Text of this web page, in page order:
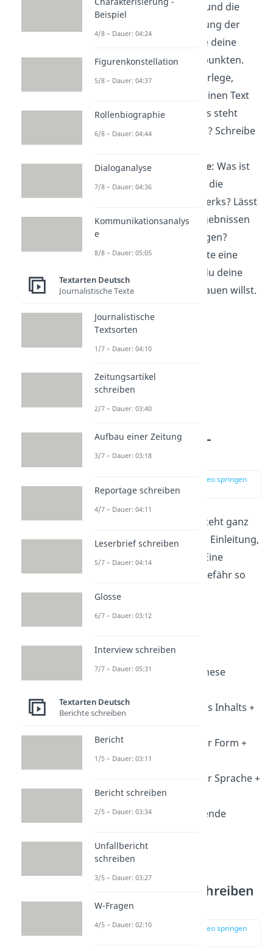
Inhalt, die Struktur und die
sprachliche Gestaltung der
Textvorlage. Notiere deine
Ergebnisse in Stichpunkten.
Interpretieren:
Überlege,
warum der Autor seinen Text
so gestaltet hat. Was steht
zwischen den Zeilen? Schreibe
Deutungshypothese: Was ist
deiner Ansicht nach die
Kernaussage des Werks? Lässt
sich das mit den Ergebnissen
deiner Analyse belegen?
Gliederung:
Erarbeite eine
Struktur, nach der du deine
Interpretation aufbauen willst.
Interpretation –
Aufbau
zur Stelle im Video springen
(00:42)
Eine Interpretation besteht ganz
klassisch aus den Teilen Einleitung,
Hauptteil und Schluss. Eine
könnte ungefähr so
aussehen:
Einleitung
2.1 Inhaltsangabe
2.2 Deutungshypothese
2.3.1 Analyse des Inhalts +
2.3.2 Analyse der Form +
Interpretation
2.3.3 Analyse der Sprache +
Interpretation
2.3.4 Abschließende
Schluss/Fazit
Interpretation schreiben
– Einleitung
zur Stelle im Video springen
Beispiel
4/8 – Dauer: 04:24
Figurenkonstellation
5/8 – Dauer: 04:37
Rollenbiographie
6/8 – Dauer: 04:44
Dialoganalyse
7/8 – Dauer: 04:36
Kommunikationsanalys
e
8/8 – Dauer: 05:05
Textarten Deutsch
Journalistische Texte
Journalistische
Textsorten
1/7 – Dauer: 04:10
Zeitungsartikel
schreiben
2/7 – Dauer: 03:40
Aufbau einer Zeitung
3/7 – Dauer: 03:18
Reportage schreiben
4/7 – Dauer: 04:11
Leserbrief schreiben
5/7 – Dauer: 04:14
Glosse
6/7 – Dauer: 03:12
Interview schreiben
7/7 – Dauer: 05:31
Textarten Deutsch
Berichte schreiben
Bericht
1/5 – Dauer: 03:11
Bericht schreiben
2/5 – Dauer: 03:34
Unfallbericht
schreiben
3/5 – Dauer: 03:27
W-Fragen
4/5 – Dauer: 02:10